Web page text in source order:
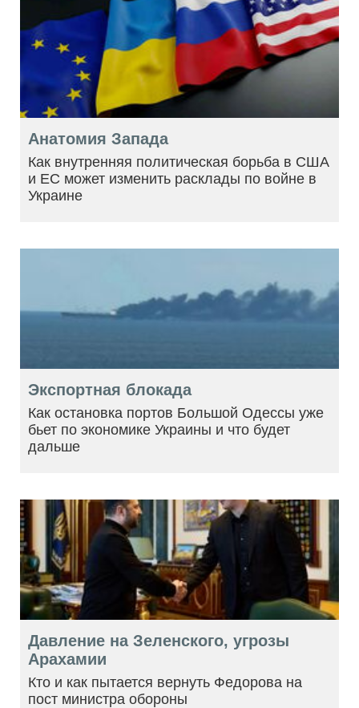
Анатомия Запада
Как внутренняя политическая борьба в США
и ЕС может изменить расклады по войне в
Украине
Экспортная блокада
Как остановка портов Большой Одессы уже
бьет по экономике Украины и что будет
дальше
Давление на Зеленского, угрозы
Арахамии
Кто и как пытается вернуть Федорова на
пост министра обороны